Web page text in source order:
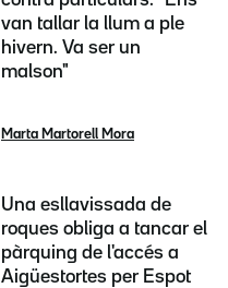
van tallar la llum a ple
hivern. Va ser un
malson"
Marta Martorell Mora
Una esllavissada de
roques obliga a tancar el
pàrquing de l'accés a
Aigüestortes per Espot